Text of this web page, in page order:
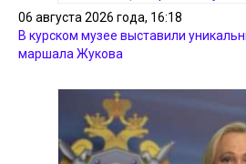
06 августа 2026 года, 16:18
В курском музее выставили
маршала Жукова